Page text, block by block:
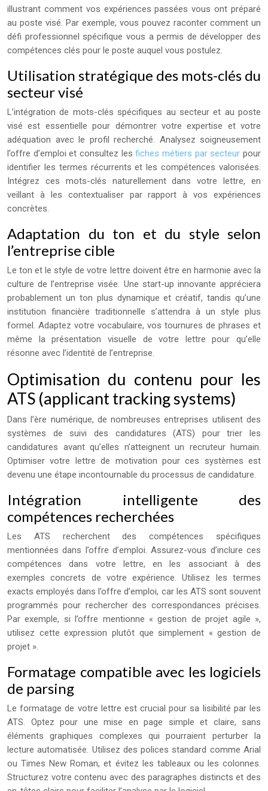
illustrant comment vos expériences passées vous ont préparé
au poste visé. Par exemple, vous pouvez raconter comment un
défi professionnel spécifique vous a permis de développer des
compétences clés pour le poste auquel vous postulez.
Utilisation stratégique des mots-clés du
secteur visé
L’intégration de mots-clés spécifiques au secteur et au poste
visé est essentielle pour démontrer votre expertise et votre
adéquation avec le profil recherché. Analysez soigneusement
l’offre d’emploi et consultez lesfiches métiers par secteur pour
identifier les termes récurrents et les compétences valorisées.
Intégrez ces mots-clés naturellement dans votre lettre, en
veillant à les contextualiser par rapport à vos expériences
concrètes.
Adaptation du ton et du style selon
l’entreprise cible
Le ton et le style de votre lettre doivent être en harmonie avec la
culture de l’entreprise visée. Une start-up innovante appréciera
probablement un ton plus dynamique et créatif, tandis qu’une
institution financière traditionnelle s’attendra à un style plus
formel. Adaptez votre vocabulaire, vos tournures de phrases et
même la présentation visuelle de votre lettre pour qu’elle
résonne avec l’identité de l’entreprise.
Optimisation du contenu pour les
ATS (applicant tracking systems)
Dans l’ère numérique, de nombreuses entreprises utilisent des
systèmes de suivi des candidatures (ATS) pour trier les
candidatures avant qu’elles n’atteignent un recruteur humain.
Optimiser votre lettre de motivation pour ces systèmes est
devenu une étape incontournable du processus de candidature.
Intégration intelligente des
compétences recherchées
Les ATS recherchent des compétences spécifiques
mentionnées dans l’offre d’emploi. Assurez-vous d’inclure ces
compétences dans votre lettre, en les associant à des
exemples concrets de votre expérience. Utilisez les termes
exacts employés dans l’offre d’emploi, car les ATS sont souvent
programmés pour rechercher des correspondances précises.
Par exemple, si l’offre mentionne « gestion de projet agile »,
utilisez cette expression plutôt que simplement « gestion de
projet ».
Formatage compatible avec les logiciels
de parsing
Le formatage de votre lettre est crucial pour sa lisibilité par les
ATS. Optez pour une mise en page simple et claire, sans
éléments graphiques complexes qui pourraient perturber la
lecture automatisée. Utilisez des polices standard comme Arial
ou Times New Roman, et évitez les tableaux ou les colonnes.
Structurez votre contenu avec des paragraphes distincts et des